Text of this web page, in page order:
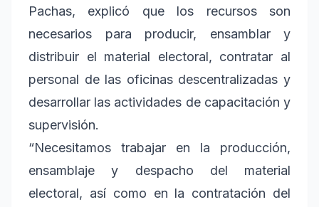
Pachas, explicó que los recursos son
necesarios para producir, ensamblar y
distribuir el material electoral, contratar al
personal de las oficinas descentralizadas y
desarrollar las actividades de capacitación y
supervisión.
“Necesitamos trabajar en la producción,
ensamblaje y despacho del material
electoral, así como en la contratación del